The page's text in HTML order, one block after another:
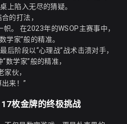
上陷入无尽的猜疑。
的打法，
。 在2023年的WSOP主赛事中，
学家”般的精准。
后阶段以“心理战”战术击溃对手，
数学家”般的精准，
家伙，
来！”
枚金牌的终极挑战